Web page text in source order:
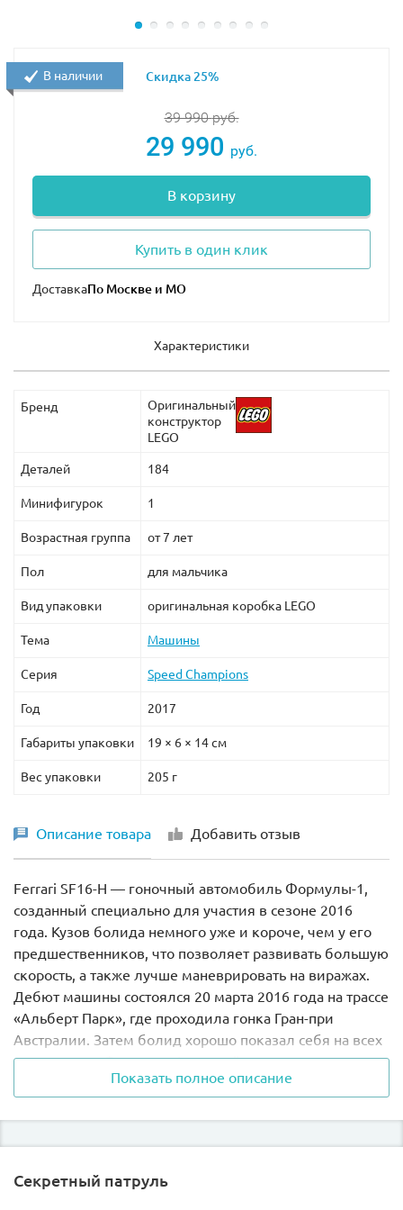
11х22х14 см
Также из деталей набора Вы сможете построить
базовый лагерь каменной армии (
развивающимся флагом, ядовитыми шипами,
В наборе присутствуют 4 минифигурки с оружием:
Коул, Маленький Нельсон и 2 воина каменной армии.
39 990руб.
29 990 руб.
В корзину
Купить в один клик
Доставка
В наличии Скидка 25%
Характеристики
Бренд
Оригинальный
конструктор
LEGO
Деталей 184
Минифигурок 1
Возрастная группа от 7 лет
Пол для мальчика
Вид упаковки оригинальная коробка LEGO
Тема Машины
Серия Speed Champions
Год 2017
Габариты упаковки 19 × 6 × 14 см
Вес упаковки 205 г
Описание товара Добавить отзыв
Ferrari SF16-H — гоночный автомобиль Формулы-1,
созданный специально для участия в сезоне 2016
года. Кузов болида немного уже и короче, чем у его
предшественников, что позволяет развивать большую
скорость, а также лучше маневрировать на виражах.
Дебют машины состоялся 20 марта 2016 года на трассе
«Альберт Парк», где проходила гонка Гран-при
Австралии. Затем болид хорошо показал себя на всех
этапах гонки Формулы-1 и принёс своим создателям
3-е место в Кубке Конструкторов.
Из деталей набора Лего 75879 Вы сможете собрать
уменьшенную модель болида Ferrari SF16-H. Его
белом цвете с добавлением ярких наклеек и
Показать полное описание
Секретный патруль